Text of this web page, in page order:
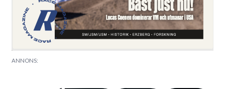
ANNONS: